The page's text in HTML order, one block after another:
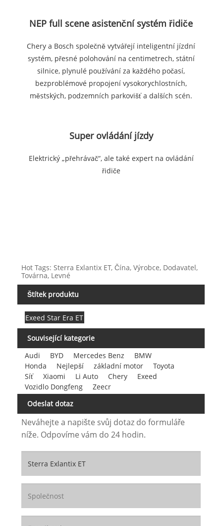
NEP full scene asistenční systém řidiče
Chery a Bosch společně vytvářejí inteligentní jízdní
systém, přesné polohování na centimetrech, státní
silnice, plynulé používání za každého počasí,
bezproblémové propojení vysokorychlostních,
městských, podzemních parkovišť a dalších scén.
Super ovládání jízdy
Elektrický „přehrávač“, ale také expert na ovládání
řidiče
Hot Tags: Sterra Exlantix ET, Čína, Výrobce, Dodavatel,
Továrna, Levné
Štítek produktu
Exeed Star Era ET
Související kategorie
Audi
BYD Mercedes Benz
BMW
Honda
Nejlepší základní motor
Toyota
Síť
Xiaomi Li Auto Chery
Exeed
Vozidlo Dongfeng
Zeecr
Odeslat dotaz
Neváhejte a napište svůj dotaz do formuláře
níže. Odpovíme vám do 24 hodin.